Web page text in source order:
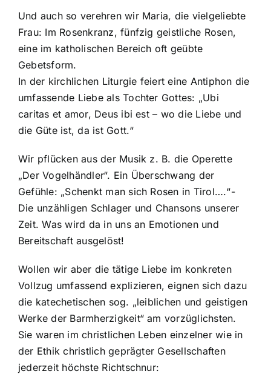
Und auch so verehren wir Maria, die vielgeliebte
Frau: Im Rosenkranz, fünfzig geistliche Rosen,
eine im katholischen Bereich oft geübte
Gebetsform.
In der kirchlichen Liturgie feiert eine Antiphon die
umfassende Liebe als Tochter Gottes: „Ubi
caritas et amor, Deus ibi est – wo die Liebe und
die Güte ist, da ist Gott.“
Wir pflücken aus der Musik z. B. die Operette
„Der Vogelhändler“. Ein Überschwang der
Gefühle: „Schenkt man sich Rosen in Tirol….“-
Die unzähligen Schlager und Chansons unserer
Zeit. Was wird da in uns an Emotionen und
Bereitschaft ausgelöst!
Wollen wir aber die tätige Liebe im konkreten
Vollzug umfassend explizieren, eignen sich dazu
die katechetischen sog. „leiblichen und geistigen
Werke der Barmherzigkeit“ am vorzüglichsten.
Sie waren im christlichen Leben einzelner wie in
der Ethik christlich geprägter Gesellschaften
jederzeit höchste Richtschnur: